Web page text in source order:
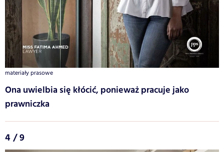
materiały prasowe
Ona uwielbia się kłócić, ponieważ pracuje jako
prawniczka
4 / 9